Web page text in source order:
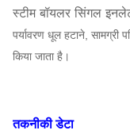
स्टीम बॉयलर सिंगल
पर्यावरण धूल हटाने,
किया जाता है।
तकनीकी डेटा